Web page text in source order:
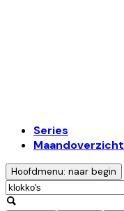
Series
Maandoverzicht
Hoofdmenu: naar begin